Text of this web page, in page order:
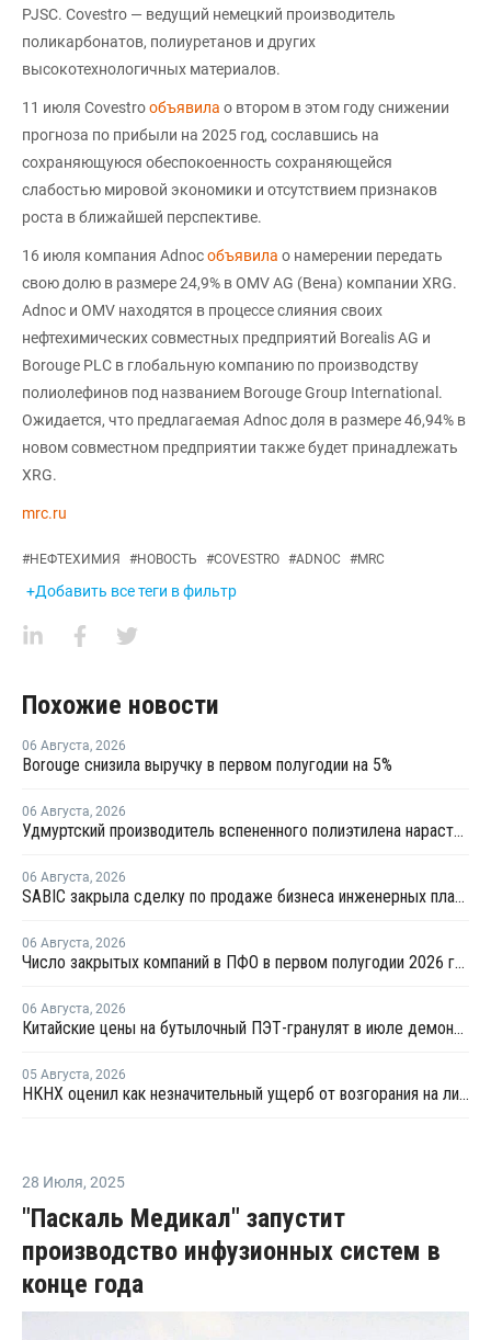
PJSC. Covestro — ведущий немецкий производитель
поликарбонатов, полиуретанов и других
высокотехнологичных материалов.
11 июля Covestroобъявила о втором в этом году снижении
прогноза по прибыли на 2025 год, сославшись на
сохраняющуюся обеспокоенность сохраняющейся
слабостью мировой экономики и отсутствием признаков
роста в ближайшей перспективе.
16 июля компания Adnocобъявила о намерении передать
свою долю в размере 24,9% в OMV AG (Вена) компании XRG.
Adnoc и OMV находятся в процессе слияния своих
нефтехимических совместных предприятий Borealis AG и
Borouge PLC в глобальную компанию по производству
полиолефинов под названием Borouge Group International.
Ожидается, что предлагаемая Adnoc доля в размере 46,94% в
новом совместном предприятии также будет принадлежать
XRG.
mrc.ru
#НЕФТЕХИМИЯ #НОВОСТЬ #COVESTRO #ADNOC #MRC
+Добавить все теги в фильтр
Похожие новости
06 Августа, 2026
Borouge снизила выручку в первом полугодии на 5%
06 Августа, 2026
Удмуртский производитель вспененного полиэтилена нарастит выпуск на 15%
06 Августа, 2026
SABIC закрыла сделку по продаже бизнеса инженерных пластиков компании Mutares за USD450 млн
06 Августа, 2026
Число закрытых компаний в ПФО в первом полугодии 2026 года вдвое превысило число новых
06 Августа, 2026
Китайские цены на бутылочный ПЭТ-гранулят в июле демонстрировали сильную волатильность
05 Августа, 2026
НКНХ оценил как незначительный ущерб от возгорания на линии полистирола
28 Июля, 2025
"Паскаль Медикал" запустит
производство инфузионных систем в
конце года